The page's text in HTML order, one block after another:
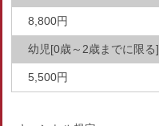
8,800円
幼児[0歳～2歳までに限る]
5,500円